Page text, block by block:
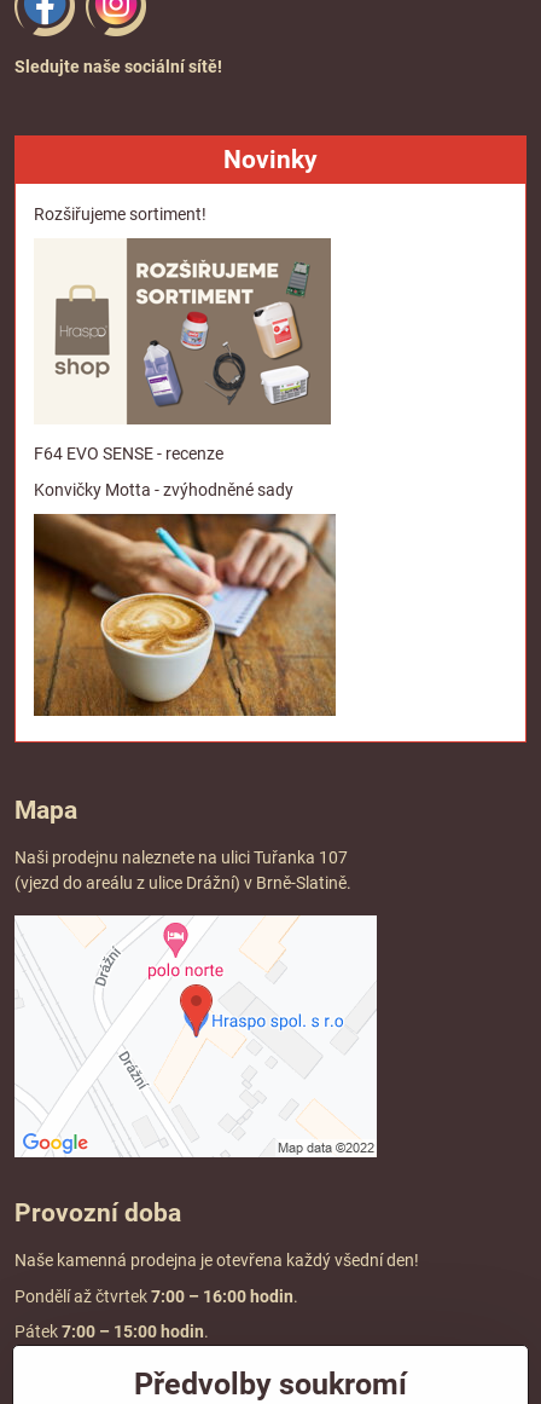
Sledujte naše sociální sítě!
Novinky
Rozšiřujeme sortiment!
F64 EVO SENSE - recenze
Konvičky Motta - zvýhodněné sady
Mapa
Naši prodejnu naleznete na ulici Tuřanka 107
(vjezd do areálu z ulice Drážní) v Brně-Slatině.
Provozní doba
Naše kamenná prodejna je otevřena každý všední den!
Pondělí až čtvrtek7:00 – 16:00 hodin.
Pátek7:00 – 15:00 hodin.
Předvolby soukromí